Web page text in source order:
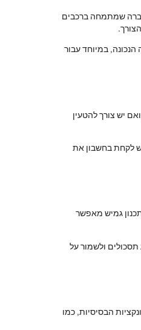
שמתמחה ברכבים
במיוחד עבור
יש צורך להטעין
לקחת בחשבון את
גמיש מאפשר
ולשמור על
הבסיסיות, כמו